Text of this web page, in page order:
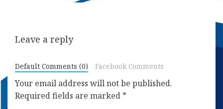
Leave a reply
Default Comments (0) Facebook Comments
Your email address will not be published.
Required fields are marked *